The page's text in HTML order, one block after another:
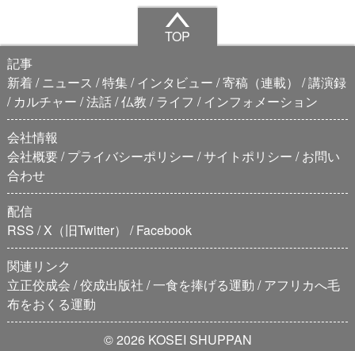
TOP
記事
新着
ニュース 特集 インタビュー 寄稿（連載）
講演録
カルチャー 法話 仏教 ライフ
インフォメーション
会社情報
会社概要 プライバシーポリシー サイトポリシー
お問い
合わせ
配信
RSS
X（旧Twitter）
Facebook
関連リンク
立正佼成会 佼成出版社 一食を捧げる運動
アフリカへ毛
布をおくる運動
© 2026 KOSEI SHUPPAN